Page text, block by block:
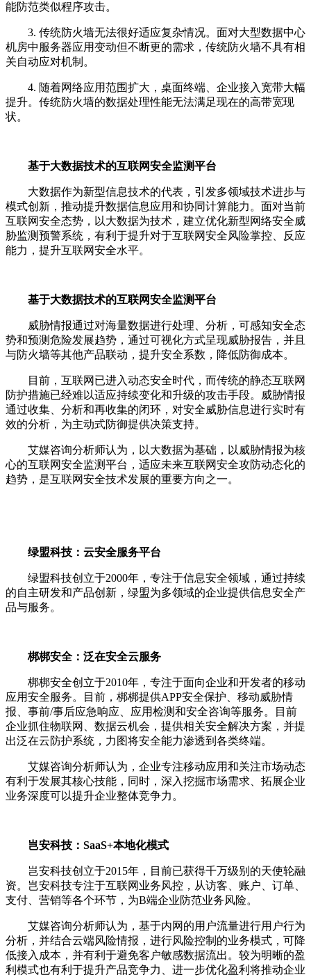
能防范类似程序攻击。
3. 传统防火墙无法很好适应复杂情况。面对大型数据中心
机房中服务器应用变动但不断更的需求，传统防火墙不具有相
关自动应对机制。
4. 随着网络应用范围扩大，桌面终端、企业接入宽带大幅
提升。传统防火墙的数据处理性能无法满足现在的高带宽现
状。
基于大数据技术的互联网安全监测平台
大数据作为新型信息技术的代表，引发多领域技术进步与
模式创新，推动提升数据信息应用和协同计算能力。面对当前
互联网安全态势，以大数据为技术，建立优化新型网络安全威
胁监测预警系统，有利于提升对于互联网安全风险掌控、反应
能力，提升互联网安全水平。
基于大数据技术的互联网安全监测平台
威胁情报通过对海量数据进行处理、分析，可感知安全态
势和预测危险发展趋势，通过可视化方式呈现威胁报告，并且
与防火墙等其他产品联动，提升安全系数，降低防御成本。
目前，互联网已进入动态安全时代，而传统的静态互联网
防护措施已经难以适应持续变化和升级的攻击手段。威胁情报
通过收集、分析和再收集的闭环，对安全威胁信息进行实时有
效的分析，为主动式防御提供决策支持。
艾媒咨询分析师认为，以大数据为基础，以威胁情报为核
心的互联网安全监测平台，适应未来互联网安全攻防动态化的
趋势，是互联网安全技术发展的重要方向之一。
绿盟科技：云安全服务平台
绿盟科技创立于2000年，专注于信息安全领域，通过持续
的自主研发和产品创新，绿盟为多领域的企业提供信息安全产
品与服务。
梆梆安全：泛在安全云服务
梆梆安全创立于2010年，专注于面向企业和开发者的移动
应用安全服务。目前，梆梆提供APP安全保护、移动威胁情
报、事前/事后应急响应、应用检测和安全咨询等服务。目前
企业抓住物联网、数据云机会，提供相关安全解决方案，并提
出泛在云防护系统，力图将安全能力渗透到各类终端。
艾媒咨询分析师认为，企业专注移动应用和关注市场动态
有利于发展其核心技能，同时，深入挖掘市场需求、拓展企业
业务深度可以提升企业整体竞争力。
岂安科技：SaaS+本地化模式
岂安科技创立于2015年，目前已获得千万级别的天使轮融
资。岂安科技专注于互联网业务风控，从访客、账户、订单、
支付、营销等各个环节，为B端企业防范业务风险。
艾媒咨询分析师认为，基于内网的用户流量进行用户行为
分析，并结合云端风险情报，进行风险控制的业务模式，可降
低接入成本，并有利于避免客户敏感数据流出。较为明晰的盈
利模式也有利于提升产品竞争力、进一步优化盈利将推动企业